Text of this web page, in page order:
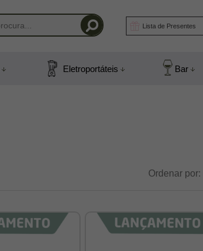
Lista de Presentes
Eletroportáteis Bar
Ordenar por: